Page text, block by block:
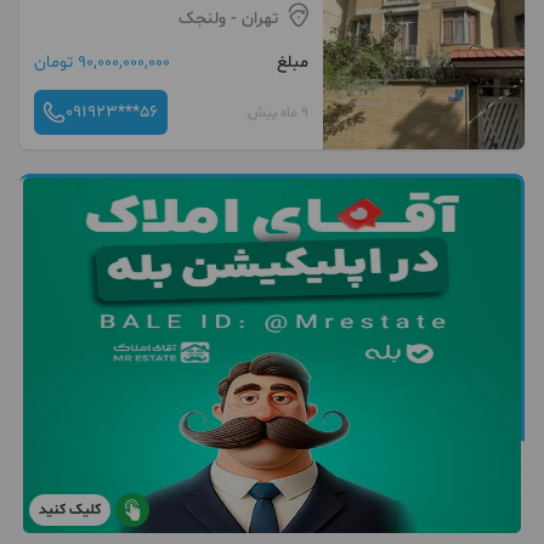
تهران - ولنجک
مبلغ
90,000,000,000 تومان
9 ماه پیش 091923***56
کلیک کنید